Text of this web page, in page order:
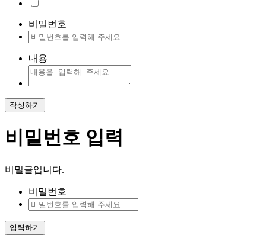
비밀번호
내용
작성하기
비밀번호 입력
비밀글입니다.
비밀번호
입력하기